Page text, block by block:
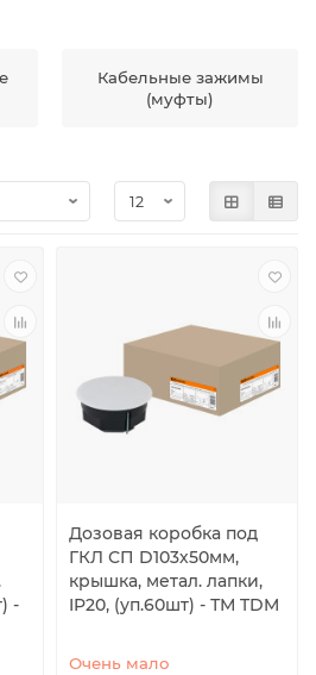
Кабельные зажимы
(муфты)
-
Дозовая коробка под
ГКЛ СП D103х50мм,
крышка, метал. лапки,
IP20, (уп.60шт) - ТМ TDM
Очень мало